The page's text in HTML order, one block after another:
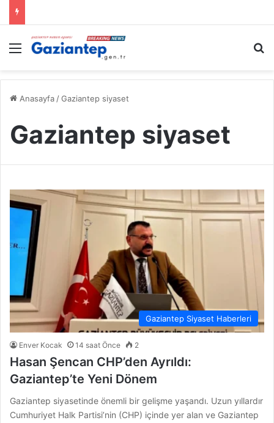
Menü
Anasayfa /Gaziantep siyaset
Gaziantep siyaset
Gaziantep Siyaset Haberleri
Enver Kocak 14 saat Önce 2
Hasan Şencan CHP’den Ayrıldı:
Gaziantep’te Yeni Dönem
Gaziantep siyasetinde önemli bir gelişme yaşandı. Uzun yıllardır
Cumhuriyet Halk Partisi’nin (CHP) içinde yer alan ve Gaziantep